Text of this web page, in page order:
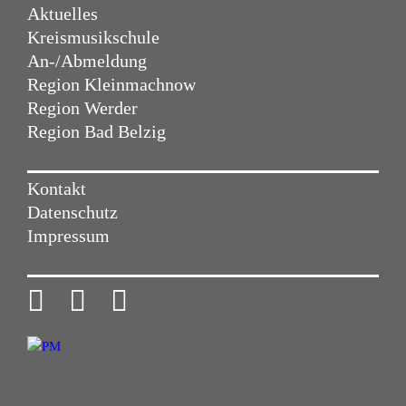
Aktuelles
Kreismusikschule
An-/Abmeldung
Region Kleinmachnow
Region Werder
Region Bad Belzig
Kontakt
Datenschutz
Impressum
  